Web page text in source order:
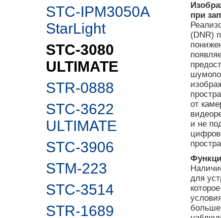
STC-IPM3050A
StarLight
STC-3080
ULTIMATE
STR-0888
STC-3622
ULTIMATE
STC-3906
STM-223
STC-3514
STR-1689
при
(DNR)
от
и не
для